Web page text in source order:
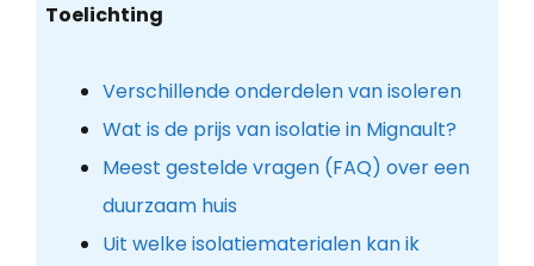
Toelichting
Verschillende onderdelen van isoleren
Wat is de prijs van isolatie in Mignault?
Meest gestelde vragen (FAQ) over een
duurzaam huis
Uit welke isolatiematerialen kan ik